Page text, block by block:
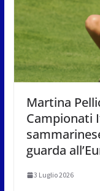
Martina
Campionati
guarda
3 Luglio 2026